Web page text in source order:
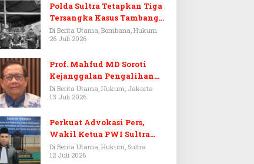
Polda Sultra Tetapkan Tiga
Tersangka Kasus Tambang
Emas Ilegal di Bombana
Di Berita Utama, Bombana, Hukum
26 Juli 2026
Prof. Mahfud MD Soroti
Kejanggalan Pengalihan
Penyelidikan Tersangka
Febrie Adriansyah
Di Berita Utama, Hukum, Jakarta
13 Juli 2026
Perkuat Advokasi Pers,
Wakil Ketua PWI Sultra
Resmi Dilantik Menjadi
Advokat PERADI
Di Berita Utama, Hukum, Sultra
12 Juli 2026